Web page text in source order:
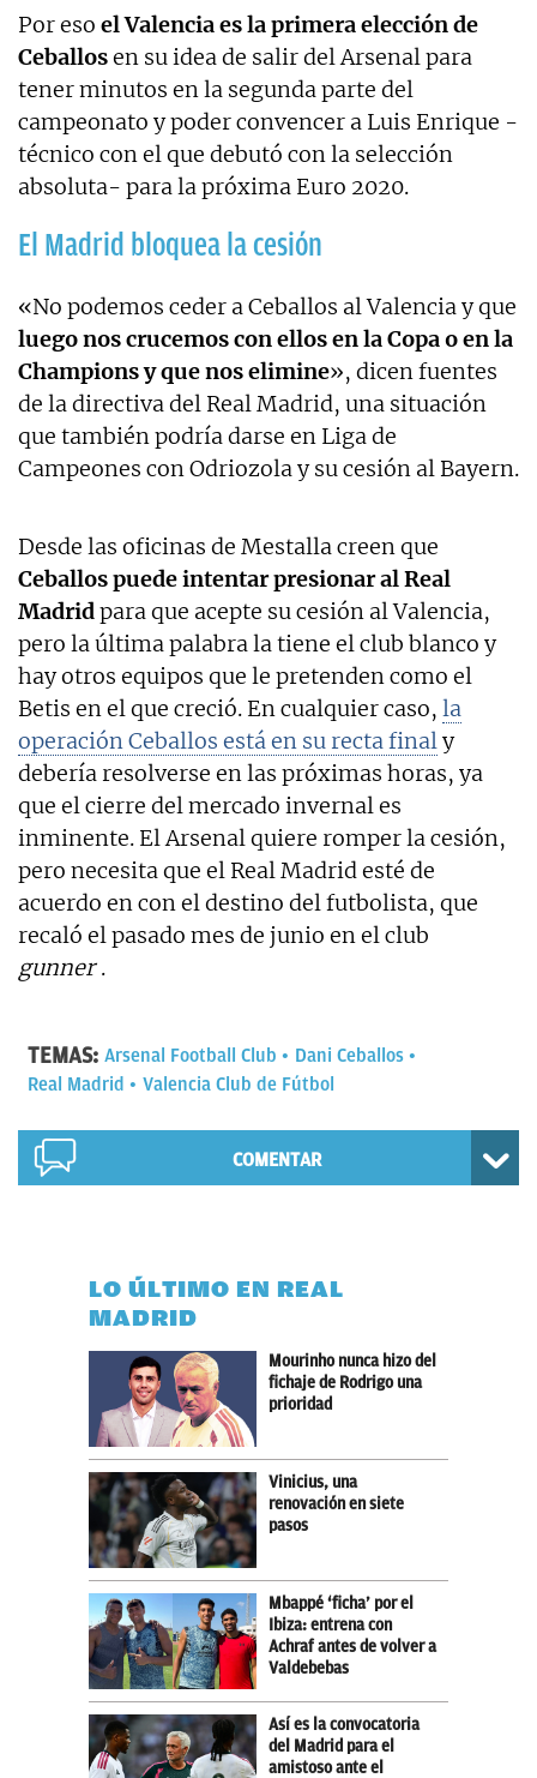
Por eso el Valencia es la primera elección de
Ceballosen su idea de salir del Arsenal para
tener minutos en la segunda parte del
campeonato y poder convencer a Luis Enrique -
técnico con el que debutó con la selección
absoluta- para la próxima Euro 2020.
El Madrid bloquea la cesión
«No podemos ceder a Ceballos al Valencia y que
luego nos crucemos con ellos en la Copa o en la
Champions y que nos elimine», dicen fuentes
de la directiva del Real Madrid, una situación
que también podría darse en Liga de
Campeones con Odriozola y su cesión al Bayern.
Desde las oficinas de Mestalla creen que
Ceballos puede intentar presionar al Real
Madridpara que acepte su cesión al Valencia,
pero la última palabra la tiene el club blanco y
hay otros equipos que le pretenden como el
Betis en el que creció. En cualquier caso, la
operación Ceballos está en su recta finaly
debería resolverse en las próximas horas, ya
que el cierre del mercado invernal es
inminente. El Arsenal quiere romper la cesión,
pero necesita que el Real Madrid esté de
acuerdo en con el destino del futbolista, que
recaló el pasado mes de junio en el club
gunner .
TEMAS: Arsenal Football Club
Dani Ceballos
Real Madrid
Valencia Club de Fútbol
COMENTAR
LO ÚLTIMO EN REAL
MADRID
Mourinho nunca hizo del
fichaje de Rodrigo una
prioridad
Vinicius, una
renovación en siete
pasos
Mbappé ‘ficha’ por el
Ibiza: entrena con
Achraf antes de volver a
Valdebebas
Así es la convocatoria
del Madrid para el
amistoso ante el